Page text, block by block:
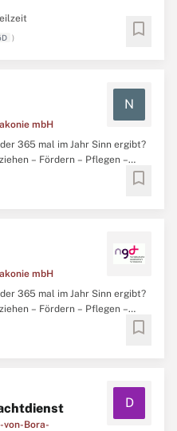
spielen eine große Rolle
) bookmark
mbH
N
365 mal im Jahr Sinn ergibt?
– Fördern – Pflegen –
Gesellschaft für
bookmark
mbH
365 mal im Jahr Sinn ergibt?
– Fördern – Pflegen –
Gesellschaft für
bookmark
von-Bora-
D